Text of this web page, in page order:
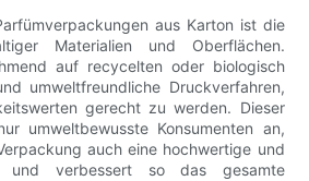
aus Karton ist die
Materialien und Oberflächen.
auf recycelten oder biologisch
umweltfreundliche Druckverfahren,
gerecht zu werden. Dieser
umweltbewusste Konsumenten an,
auch eine hochwertige und
und verbessert so das gesamte